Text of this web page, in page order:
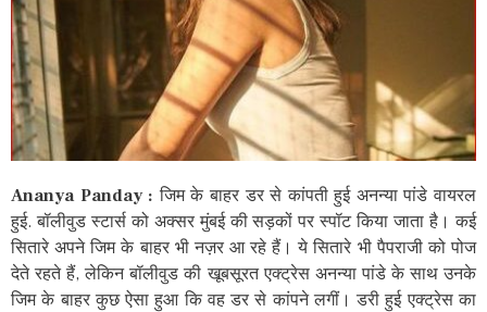
Ananya Panday :जिम के बाहर डर से कांपती हुई अनन्या पांडे वायरल
हुई. बॉलीवुड स्टार्स को अक्सर मुंबई की सड़कों पर स्पॉट किया जाता है। कई
सितारे अपने जिम के बाहर भी नज़र आ रहे हैं। ये सितारे भी पैपराजी को पोज
देते रहते हैं, लेकिन बॉलीवुड की खूबसूरत एक्ट्रेस अनन्या पांडे के साथ उनके
जिम के बाहर कुछ ऐसा हुआ कि वह डर से कांपने लगीं। डरी हुई एक्ट्रेस का